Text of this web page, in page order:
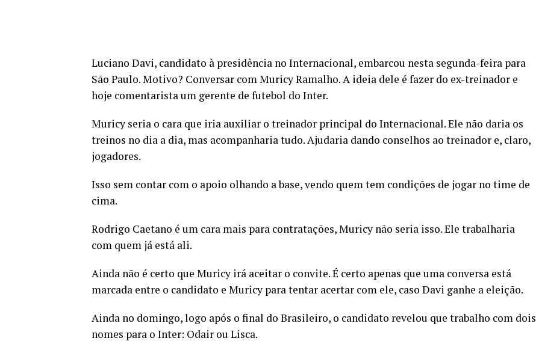
Luciano Davi, candidato à presidência no Internacional, embarcou nesta segunda-feira para
São Paulo. Motivo? Conversar com Muricy Ramalho. A ideia dele é fazer do ex-treinador e
hoje comentarista um gerente de futebol do Inter.
Muricy seria o cara que iria auxiliar o treinador principal do Internacional. Ele não daria os
treinos no dia a dia, mas acompanharia tudo. Ajudaria dando conselhos ao treinador e, claro,
jogadores.
Isso sem contar com o apoio olhando a base, vendo quem tem condições de jogar no time de
cima.
Rodrigo Caetano é um cara mais para contratações, Muricy não seria isso. Ele trabalharia
com quem já está ali.
Ainda não é certo que Muricy irá aceitar o convite. É certo apenas que uma conversa está
marcada entre o candidato e Muricy para tentar acertar com ele, caso Davi ganhe a eleição.
Ainda no domingo, logo após o final do Brasileiro, o candidato revelou que trabalho com dois
nomes para o Inter: Odair ou Lisca.